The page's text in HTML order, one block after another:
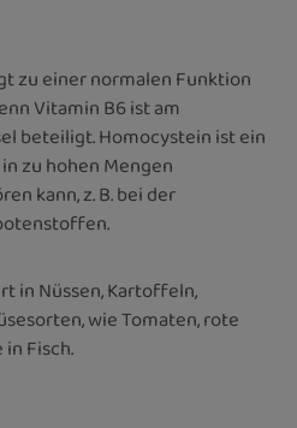
zu einer normalen Funktion
Vitamin B6 ist am
beteiligt. Homocystein ist ein
zu hohen Mengen
kann, z. B. bei der
in Nüssen, Kartoffeln,
wie Tomaten, rote
Fisch.